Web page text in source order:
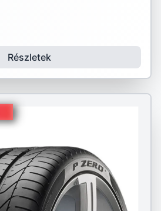
Részletek